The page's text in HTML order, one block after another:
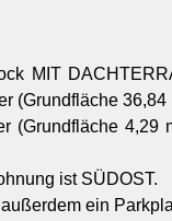
MIT
(Grundfläche
(Grundfläche 4,29
ist SÜDOST.
ein